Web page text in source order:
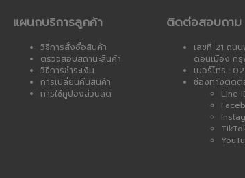
แผนกบริการลูกค้า
วิธีการสั่งซื้อสินค้า
ตรวจสอบสถานะสินค้า
วิธีการชำระเงิน
การเปลี่ยนคืนสินค้า
การใช้คูปองส่วนลด
ติดต่อสอบถาม
เลขที่ 21 ถน
ดอนเมือง กรุ
เบอร์โทร :
ช่องทางติดต่
Line